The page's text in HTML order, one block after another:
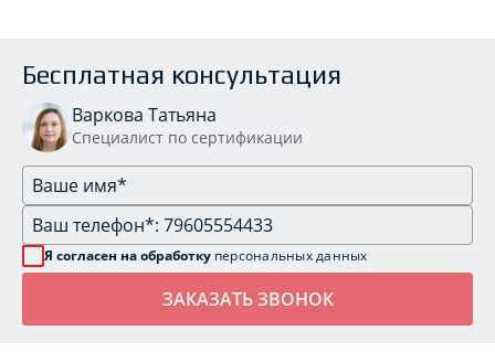
Бесплатная консультация
Варкова Татьяна
Специалист по сертификации
Я согласен на обработку персональных данных